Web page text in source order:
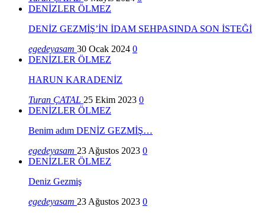
DENİZLER ÖLMEZ
DENİZ GEZMİŞ’İN İDAM SEHPASINDA SON İSTEĞİ
egedeyasam 30 Ocak 2024 0
DENİZLER ÖLMEZ
HARUN KARADENİZ
Turan ÇATAL 25 Ekim 2023 0
DENİZLER ÖLMEZ
Benim adım DENİZ GEZMİŞ…
egedeyasam 23 Ağustos 2023 0
DENİZLER ÖLMEZ
Deniz Gezmiş
egedeyasam 23 Ağustos 2023 0